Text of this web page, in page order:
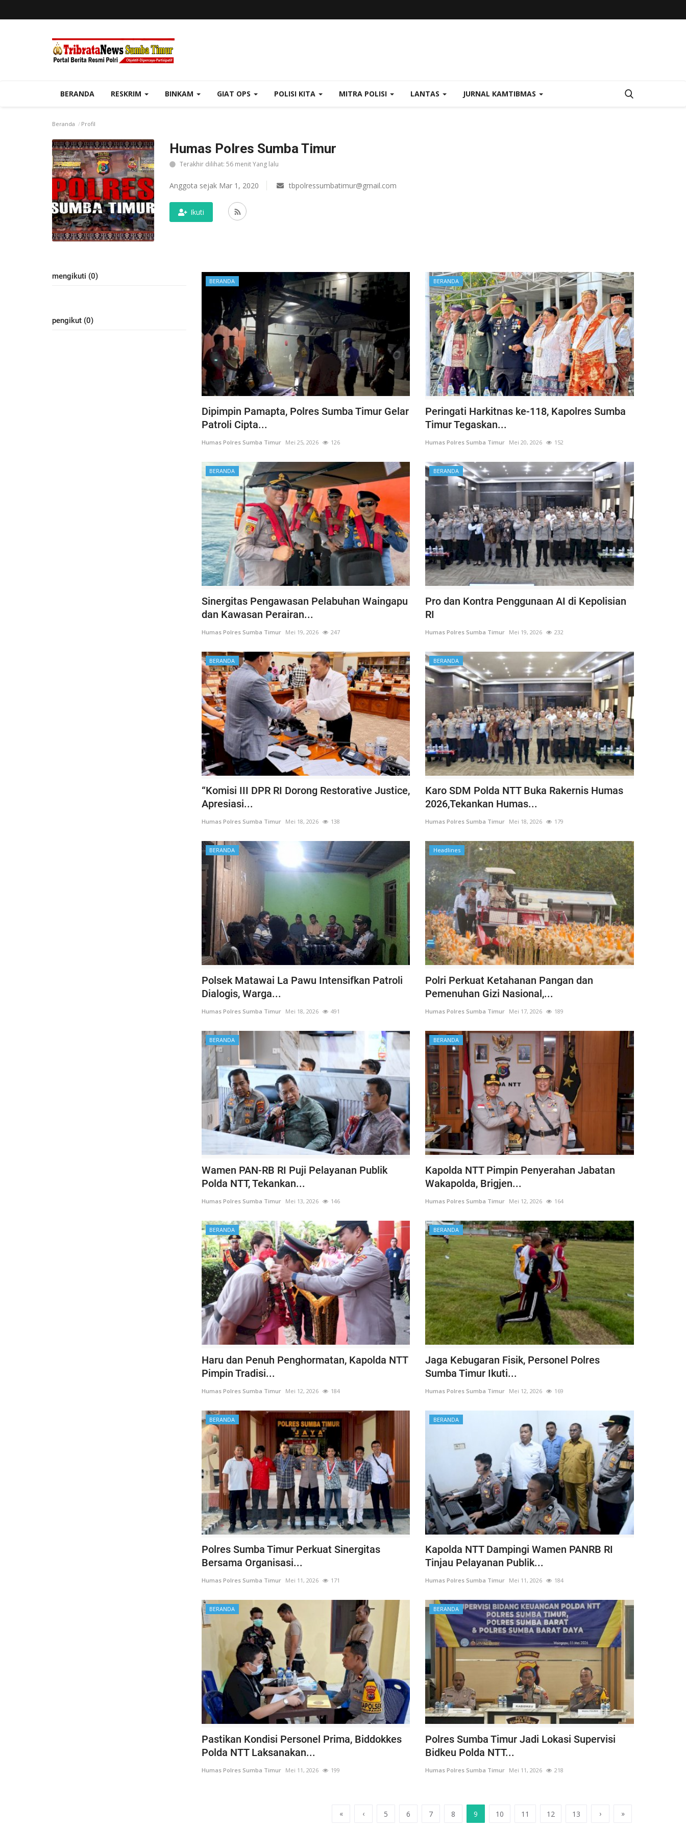
BERANDA RESKRIM BINKAM GIAT OPS POLISI KITA MITRA POLISI LANTAS JURNAL KAMTIBMAS
Beranda Profil
Humas Polres Sumba Timur
Terakhir dilihat: 56 menit Yang lalu
Anggota sejak Mar 1, 2020 tbpolressumbatimur@gmail.com
Ikuti
mengikuti (0)
pengikut (0)
BERANDA
Dipimpin Pamapta, Polres Sumba Timur Gelar
Patroli Cipta...
Humas Polres Sumba Timur Mei 25, 2026 126
BERANDA
Peringati Harkitnas ke-118, Kapolres Sumba
Timur Tegaskan...
Humas Polres Sumba Timur Mei 20, 2026 152
BERANDA
Sinergitas Pengawasan Pelabuhan Waingapu
dan Kawasan Perairan...
Humas Polres Sumba Timur Mei 19, 2026 247
BERANDA
Pro dan Kontra Penggunaan AI di Kepolisian
RI
Humas Polres Sumba Timur Mei 19, 2026 232
BERANDA
“Komisi III DPR RI Dorong Restorative Justice,
Apresiasi...
Humas Polres Sumba Timur Mei 18, 2026 138
BERANDA
Karo SDM Polda NTT Buka Rakernis Humas
2026,Tekankan Humas...
Humas Polres Sumba Timur Mei 18, 2026 179
BERANDA
Polsek Matawai La Pawu Intensifkan Patroli
Dialogis, Warga...
Humas Polres Sumba Timur Mei 18, 2026 491
Headlines
Polri Perkuat Ketahanan Pangan dan
Pemenuhan Gizi Nasional,...
Humas Polres Sumba Timur Mei 17, 2026 189
BERANDA
Wamen PAN-RB RI Puji Pelayanan Publik
Polda NTT, Tekankan...
Humas Polres Sumba Timur Mei 13, 2026 146
BERANDA
Kapolda NTT Pimpin Penyerahan Jabatan
Wakapolda, Brigjen...
Humas Polres Sumba Timur Mei 12, 2026 164
BERANDA
Haru dan Penuh Penghormatan, Kapolda NTT
Pimpin Tradisi...
Humas Polres Sumba Timur Mei 12, 2026 184
BERANDA
Jaga Kebugaran Fisik, Personel Polres
Sumba Timur Ikuti...
Humas Polres Sumba Timur Mei 12, 2026 169
BERANDA
Polres Sumba Timur Perkuat Sinergitas
Bersama Organisasi...
Humas Polres Sumba Timur Mei 11, 2026 171
BERANDA
Kapolda NTT Dampingi Wamen PANRB RI
Tinjau Pelayanan Publik...
Humas Polres Sumba Timur Mei 11, 2026 184
BERANDA
Pastikan Kondisi Personel Prima, Biddokkes
Polda NTT Laksanakan...
Humas Polres Sumba Timur Mei 11, 2026 199
BERANDA
Polres Sumba Timur Jadi Lokasi Supervisi
Bidkeu Polda NTT...
Humas Polres Sumba Timur Mei 11, 2026 218
« ‹ 5 6 7 8 9 10 11 12 13 › »